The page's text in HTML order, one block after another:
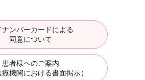
ナンバーカードによる
同意について
患者様へのご案内
療機関における書面掲示）